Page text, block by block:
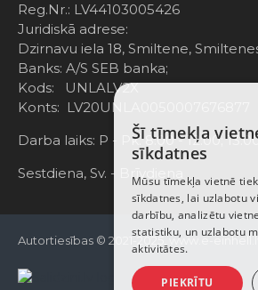
Reg.Nr.: LV44103005426
Juridiskā adrese:
Dzirnavu iela 18, Smiltene,
Banks: A/S SEB banka;
Kods: UNLALV2X
Konts: LV20UNLA0050007676877
Darba laiks: P - Pk. 8:00 - 12:00;
Sestdiena, Sv. - Brīvdiena
Autortiesības © 2021-2025, www.e-
Šī tīmekļa
sīkdatnes
Mūsu tīmekļa vietnē
sīkdatnes, lai uzlabotu
darbību, analizētu
statistiku, un uzlabotu
aktivitātes.
PIEKRĪTU